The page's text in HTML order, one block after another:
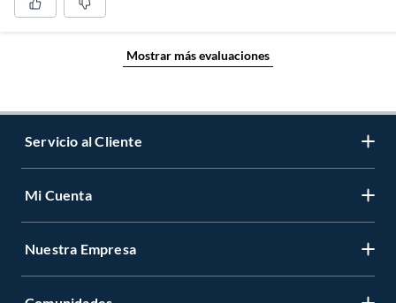
Mostrar más evaluaciones
Servicio al Cliente
Contáctanos
Mi Cuenta
Registrate
Nuestra Empresa